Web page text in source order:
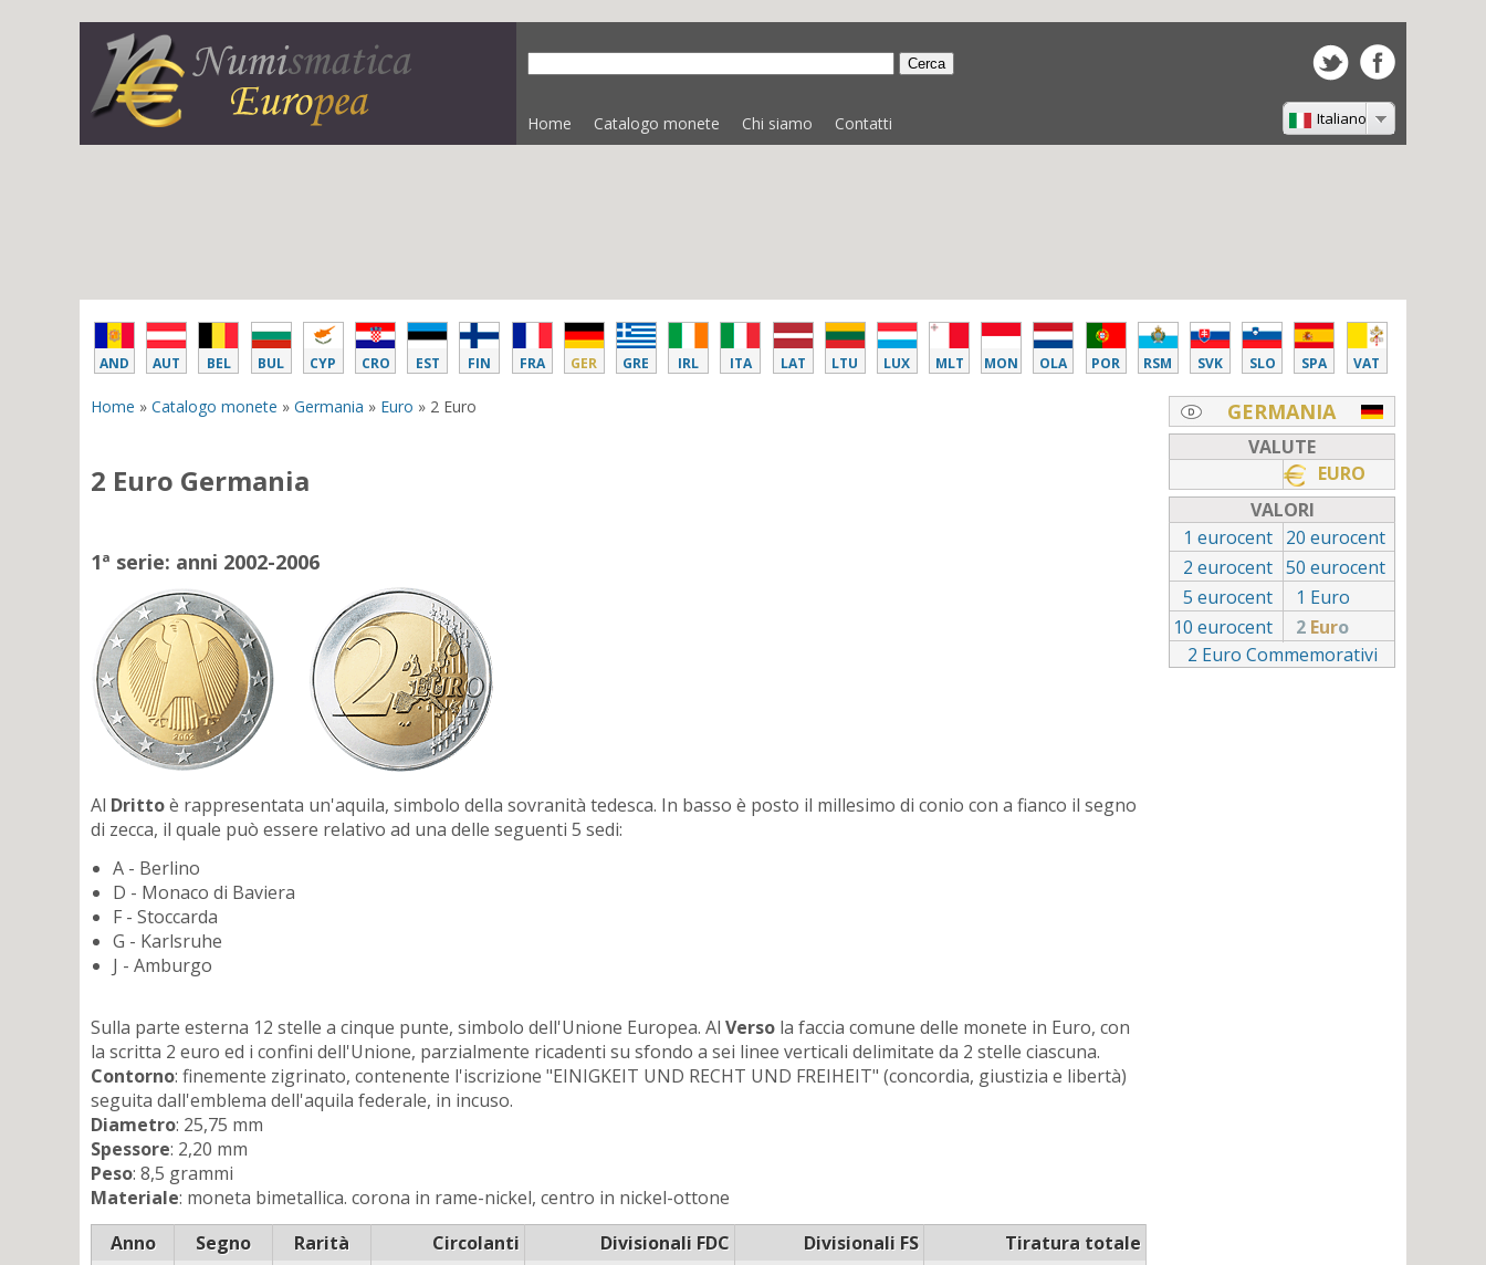
Home Catalogo monete Chi siamo Contatti Italiano
AND AUT BEL BUL CYP CRO EST FIN FRA GER GRE IRL ITA LAT LTU LUX MLT MON OLA POR RSM SVK SLO SPA VAT
Home » Catalogo monete » Germania » Euro » 2 Euro
2 Euro Germania
1ª serie: anni 2002-2006
Al Drittoè rappresentata un'aquila, simbolo della sovranità tedesca. In basso è posto il millesimo di conio con a fianco il segno
di zecca, il quale può essere relativo ad una delle seguenti 5 sedi:
A - Berlino
D - Monaco di Baviera
F - Stoccarda
G - Karlsruhe
J - Amburgo
Sulla parte esterna 12 stelle a cinque punte, simbolo dell'Unione Europea. Al Verso la faccia comune delle monete in Euro, con
la scritta 2 euro ed i confini dell'Unione, parzialmente ricadenti su sfondo a sei linee verticali delimitate da 2 stelle ciascuna.
Contorno: finemente zigrinato, contenente l'iscrizione "EINIGKEIT UND RECHT UND FREIHEIT" (concordia, giustizia e libertà)
seguita dall'emblema dell'aquila federale, in incuso.
Diametro: 25,75 mm
Spessore: 2,20 mm
Peso: 8,5 grammi
Materiale: moneta bimetallica. corona in rame-nickel, centro in nickel-ottone
Anno
Segno Rarità Circolanti Divisionali FDC Divisionali FS
Tiratura totale
GERMANIA
VALUTE
EURO
VALORI
1 eurocent 20 eurocent
2 eurocent 50 eurocent
5 eurocent 1 Euro
10 eurocent 2 Euro
2 Euro Commemorativi